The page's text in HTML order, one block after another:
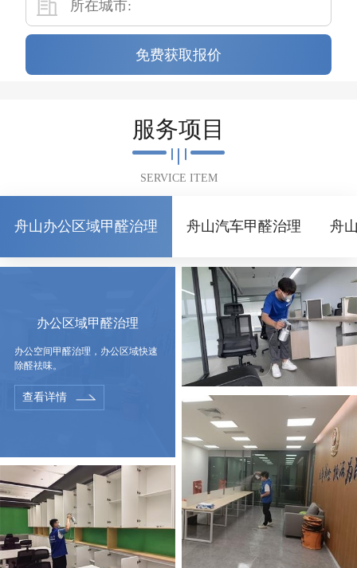
免费获取报价
服务项目
SERVICE ITEM
舟山办公区域甲醛治理 舟山汽车甲醛治理 舟
办公区域甲醛治理
办公空间甲醛治理，办公区域快速
除醛祛味。
查看详情